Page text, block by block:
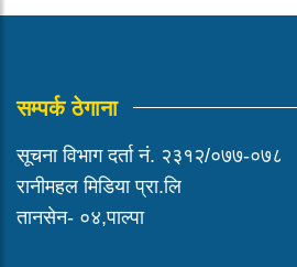
सम्पर्क ठेगाना
सूचना विभाग दर्ता नं. २३१२/०७७-०७८
रानीमहल मिडिया प्रा.लि
तानसेन- ०४,पाल्पा